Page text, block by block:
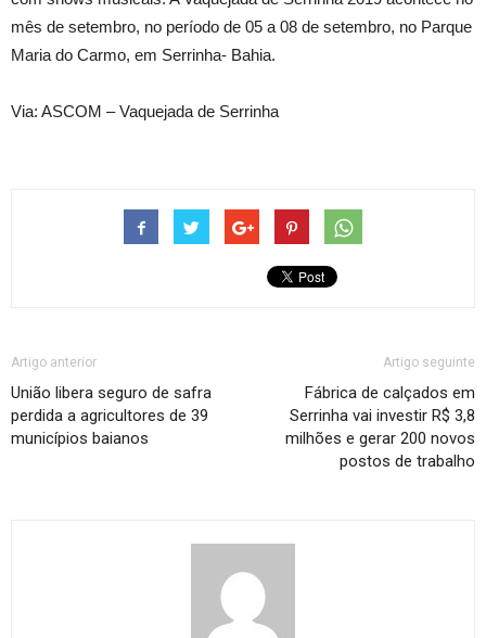
mês de setembro, no período de 05 a 08 de setembro, no Parque
Maria do Carmo, em Serrinha- Bahia.
Via: ASCOM – Vaquejada de Serrinha
Artigo anterior
União libera seguro de safra
perdida a agricultores de 39
municípios baianos
Artigo seguinte
Fábrica de calçados em
Serrinha vai investir R$ 3,8
milhões e gerar 200 novos
postos de trabalho